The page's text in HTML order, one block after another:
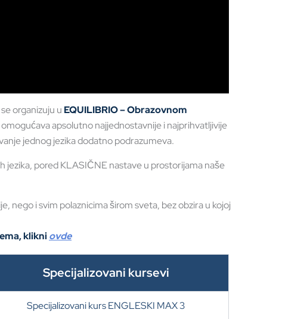
se organizuju u EQUILIBRIO –Obrazovnom
apsolutno najjednostavnije i najprihvatljivije
jednog jezika dodatno podrazumeva.
jezika, pored KLASIČNE nastave u prostorijama naše
nego i svim polaznicima širom sveta, bez obzira u kojoj
klikniovde
Specijalizovani kursevi
Specijalizovani kurs ENGLESKI MAX 3